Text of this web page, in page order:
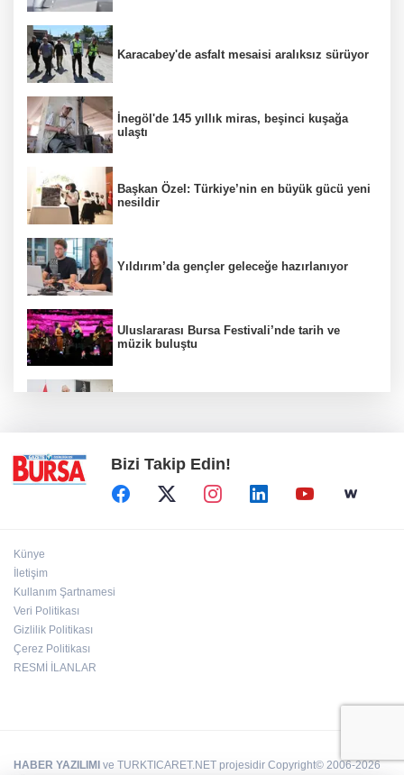
Karacabey'de asfalt mesaisi aralıksız sürüyor
İnegöl'de 145 yıllık miras, beşinci kuşağa
ulaştı
Başkan Özel: Türkiye’nin en büyük gücü yeni
nesildir
Yıldırım’da gençler geleceğe hazırlanıyor
Uluslararası Bursa Festivali’nde tarih ve
müzik buluştu
Bizi Takip Edin!
Künye
İletişim
Kullanım Şartnamesi
Veri Politikası
Gizlilik Politikası
Çerez Politikası
RESMİ İLANLAR
HABER YAZILIMI ve TURKTICARET.NET projesidir Copyright© 2006-2026